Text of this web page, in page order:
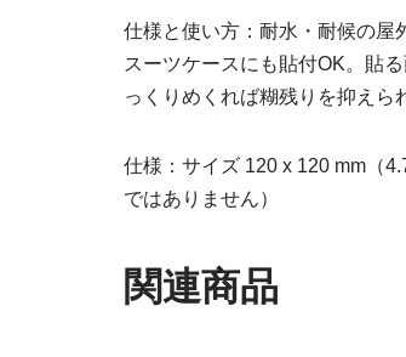
仕様と使い方：耐水・耐候の屋
スーツケースにも貼付OK。貼
っくりめくれば糊残りを抑えら
仕様：サイズ 120 x 120 mm（
ではありません）
関連商品